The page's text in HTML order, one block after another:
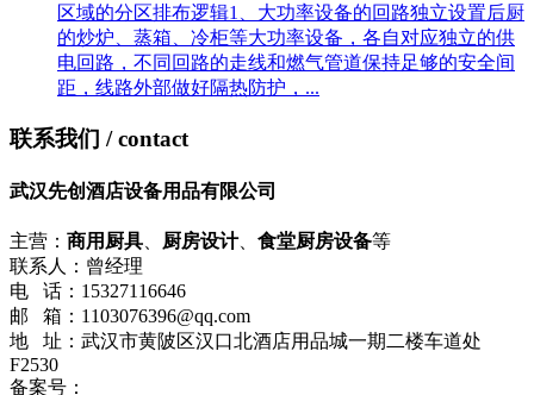
区域的分区排布逻辑1、大功率设备的回路独立设置后厨
的炒炉、蒸箱、冷柜等大功率设备，各自对应独立的供
电回路，不同回路的走线和燃气管道保持足够的安全间
距，线路外部做好隔热防护，...
联系我们 / contact
武汉先创酒店设备用品有限公司
主营： 商用厨具 厨房设计、 食堂厨房设备等
联系人：曾经理
电 话：15327116646
邮 箱：1103076396@qq.com
地 址：武汉市黄陂区汉口北酒店用品城一期二楼车道处
F2530
备案号：